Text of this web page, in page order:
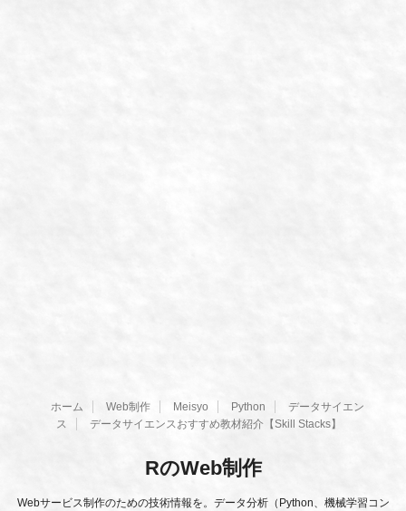
ホーム Web制作 Meisyo Python
データサイエン
ス
データサイエンスおすすめ教材紹介【Skill Stacks】
RのWeb制作
Webサービス制作のための技術情報を。データ分析（Python、機械学習コン